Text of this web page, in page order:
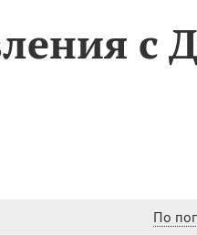
с
По